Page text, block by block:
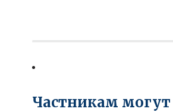
Частникам могут